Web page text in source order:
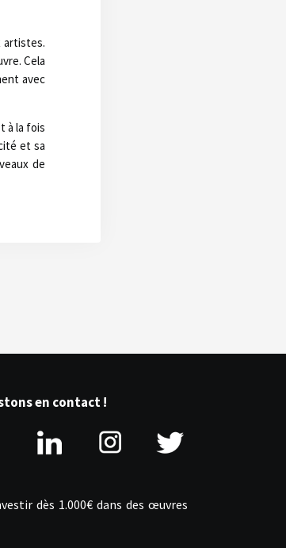
artistes.
Cela
avec
à la fois
et sa
de
en contact !
dès 1.000€ dans des œuvres